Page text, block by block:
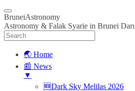
BruneiAstronomy
Astronomy & Falak Syarie in Brunei
🌏 Home
📰 News
▼
🆕Dark Sky Melilas 2026